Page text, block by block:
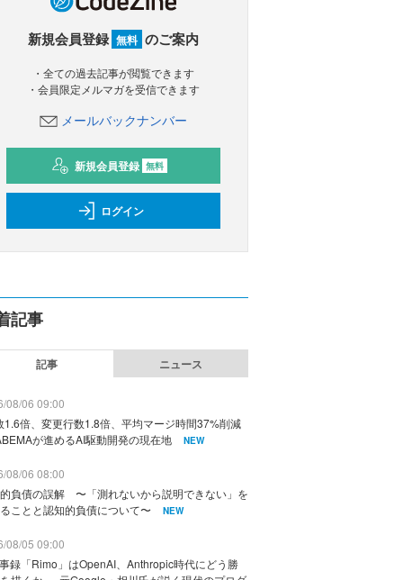
新規会員登録 無料 のご案内
・全ての過去記事が閲覧できます
・会員限定メルマガを受信できます
メールバックナンバー
新規会員登録 無料
ログイン
記事
記事 ニュース
08/06 09:00
1.6倍、変更行数1.8倍、平均マージ時間37%削減
が進めるAI駆動開発の現在地
NEW
08/06 08:00
負債の誤解 〜「測れないから説明できない」を
ことと認知的負債について〜
NEW
08/05 09:00
録「Rimo」はOpenAI、Anthropic時代にどう勝